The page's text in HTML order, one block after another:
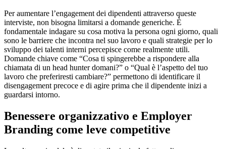
Per aumentare l’engagement dei dipendenti attraverso queste
interviste, non bisogna limitarsi a domande generiche. È
fondamentale indagare su cosa motiva la persona ogni giorno, quali
sono le barriere che incontra nel suo lavoro e quali strategie per lo
sviluppo dei talenti interni percepisce come realmente utili.
Domande chiave come “Cosa ti spingerebbe a rispondere alla
chiamata di un head hunter domani?” o “Qual è l’aspetto del tuo
lavoro che preferiresti cambiare?” permettono di identificare il
disengagement precoce e di agire prima che il dipendente inizi a
guardarsi intorno.
Benessere organizzativo e Employer
Branding come leve competitive